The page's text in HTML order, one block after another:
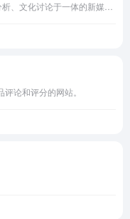
论和评分的网站。